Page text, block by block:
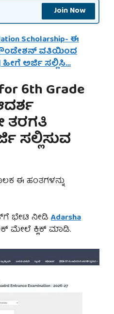
Join Now
Scholarship- ಈ
ವತಿಯಿಂದ
ಹೀಗೆ ಅರ್ಜಿ ಸಲ್ಲಿಸಿ…
6th Grade
ತರಗತಿ
ಸಲ್ಲಿಸುವ
ಈ ಹಂತಗಳನ್ನು
ಭೇಟಿ ನೀಡಿ Adarsha
ಮೇಲೆ ಕ್ಲಿಕ್ ಮಾಡಿ.